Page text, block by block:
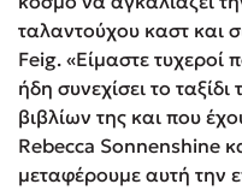
ταλαντούχου καστ και
Feig. «Είμαστε τυχεροί
ήδη συνεχίσει το ταξίδι
βιβλίων της και που
Rebecca Sonnenshine
μεταφέρουμε αυτή την